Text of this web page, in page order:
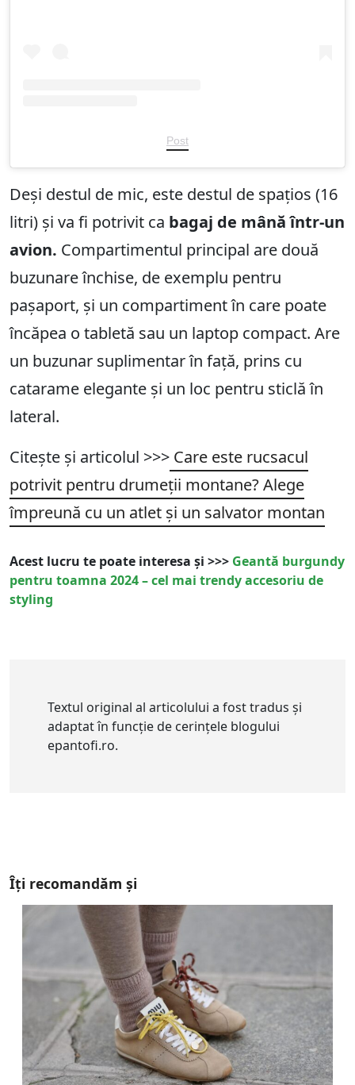
Post
Deși destul de mic, este destul de spațios (16
litri) și va fi potrivit ca bagaj de mână într-un
avion. Compartimentul principal are două
buzunare închise, de exemplu pentru
pașaport, și un compartiment în care poate
încăpea o tabletă sau un laptop compact. Are
un buzunar suplimentar în față, prins cu
catarame elegante și un loc pentru sticlă în
lateral.
Citește și articolul >>> Care este rucsacul
potrivit pentru drumeții montane? Alege
împreună cu un atlet și un salvator montan
Acest lucru te poate interesa și >>> Geantă burgundy
pentru toamna 2024 – cel mai trendy accesoriu de
styling
Textul original al articolului a fost tradus și
adaptat în funcție de cerințele blogului
epantofi.ro.
Îți recomandăm și